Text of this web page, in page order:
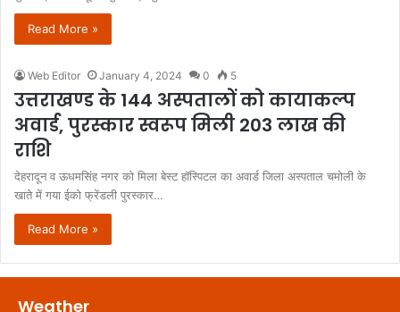
Read More »
Web Editor January 4, 2024 0 5
उत्तराखण्ड के 144 अस्पतालों को कायाकल्प
अवार्ड, पुरस्कार स्वरूप मिली 203 लाख की
राशि
देहरादून व ऊधमसिंह नगर को मिला बेस्ट हॉस्पिटल का अवार्ड जिला अस्पताल चमोली के
खाते में गया ईको फ्रेंडली पुरस्कार…
Read More »
Weather